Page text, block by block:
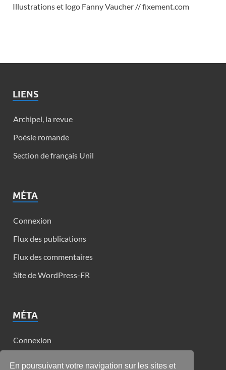
En poursuivant votre navigation sur les sites et
Illustrations et logo Fanny Vaucher // fixement.com
LIENS
Archipel, la revue
Poésie romande
Section de français Unil
MÉTA
Connexion
Flux des publications
Flux des commentaires
Site de WordPress-FR
MÉTA
Connexion